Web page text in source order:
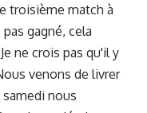
troisième match à
gagné, cela
ne crois pas qu'il y
venons de livrer
nous